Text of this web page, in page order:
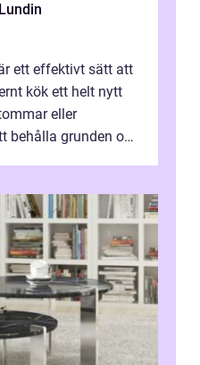
ett effektivt sätt att
kök ett helt nytt
eller
behålla grunden och